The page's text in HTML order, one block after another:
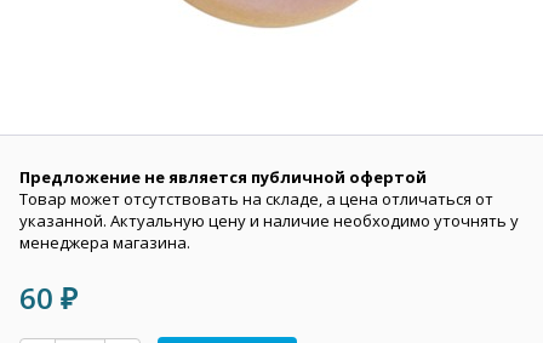
Предложение не является публичной офертой
Товар может отсутствовать на складе, а цена отличаться от
указанной. Актуальную цену и наличие необходимо уточнять у
менеджера магазина.
60 ₽